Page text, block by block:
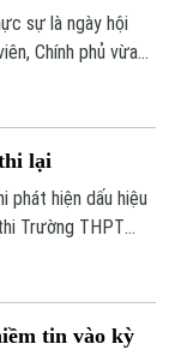
sự là ngày hội
Chính phủ vừa
bảo đảm không
sau.
lại
phát hiện dấu hiệu
Trường THPT
tin vào kỳ